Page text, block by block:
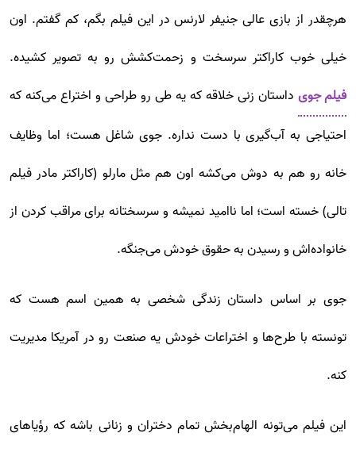
هرچقدر از بازی عالی جنیفر لارنس در این فیلم بگم، کم گفتم. اون
خیلی خوب کاراکتر سرسخت و زحمت‌کشش رو به تصویر کشیده.
فیلم جوی داستان زنی خلاقه که یه طی رو طراحی و اختراع می‌کنه که
احتیاجی به آب‌گیری با دست نداره. جوی شاغل هست؛ اما وظایف
خانه رو هم به دوش می‌کشه اون هم مثل مارلو (کاراکتر مادر فیلم
تالی) خسته است؛ اما ناامید نمیشه و سرسختانه برای مراقب کردن از
خانواده‌اش و رسیدن به حقوق خودش می‌جنگه.
جوی بر اساس داستان زندگی شخصی به همین اسم هست که
تونسته با طرح‌ها و اختراعات خودش یه صنعت رو در آمریکا مدیریت
کنه.
این فیلم می‌تونه الهام‌بخش تمام دختران و زنانی باشه که رؤیاهای